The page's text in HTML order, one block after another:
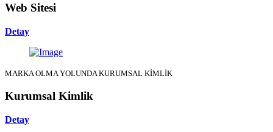
Web Sitesi
Detay
MARKA OLMA YOLUNDA KURUMSAL KİMLİK
Kurumsal Kimlik
Detay